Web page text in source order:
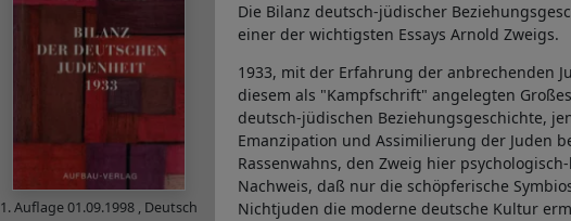
1. Auflage01.09.1998 , Deutsch
Die Bilanz deutsch-jüdischer
einer der wichtigsten Essays Arnold Zweigs.
1933, mit der Erfahrung der anbrechenden
diesem als "Kampfschrift" angelegten
deutsch-jüdischen Beziehungsgeschichte,
Emanzipation und Assimilierung der Juden
Rassenwahns, den Zweig hier
Nachweis, daß nur die schöpferische
Nichtjuden die moderne deutsche Kultur